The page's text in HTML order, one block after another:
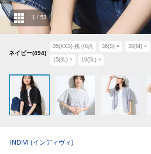
ネイビー(494)
05(XXS) 残り 8点 36(S) × 38(M) ×
15(3L) × 19(5L) ×
1 / 53
INDIVI (インディヴィ)